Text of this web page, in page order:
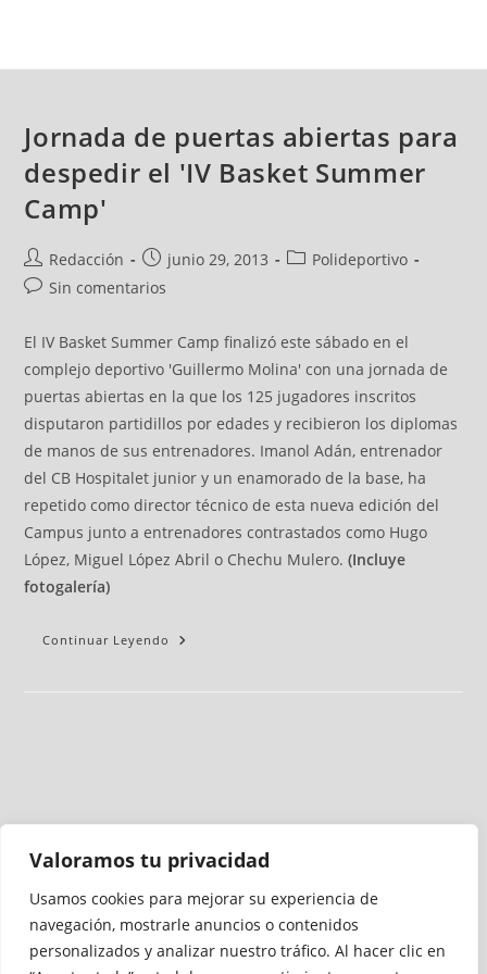
Valoramos tu privacidad
Usamos cookies para mejorar su experiencia de
navegación, mostrarle anuncios o contenidos
personalizados y analizar nuestro tráfico. Al hacer clic en
Jornada de puertas abiertas para
despedir el 'IV Basket Summer
Camp'
Redacción junio 29, 2013
Polideportivo
Sin comentarios
El IV Basket Summer Camp finalizó este sábado en el
complejo deportivo 'Guillermo Molina' con una jornada de
puertas abiertas en la que los 125 jugadores inscritos
disputaron partidillos por edades y recibieron los diplomas
de manos de sus entrenadores. Imanol Adán, entrenador
del CB Hospitalet junior y un enamorado de la base, ha
repetido como director técnico de esta nueva edición del
Campus junto a entrenadores contrastados como Hugo
López, Miguel López Abril o Chechu Mulero.(Incluye
fotogalería)
Continuar Leyendo
Medio auditado por